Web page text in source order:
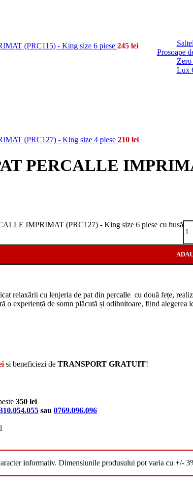
Prosoape
Lux
(PRC115) - King size 6 piese 245 lei
(PRC127) - King size 4 piese 210 lei
PERCALLE
IMPRIMAT (PRC127) - King size 6 piese cu husă
relaxării cu lenjeria de pat din percalle cu două fețe,
o experiență de somn plăcută și odihnitoare, fiind alegerea
si beneficiezi de TRANSPORT GRATUIT!
350 lei
sau 0769.096.096
informativ. Dimensiunile produsului pot varia cu +/-